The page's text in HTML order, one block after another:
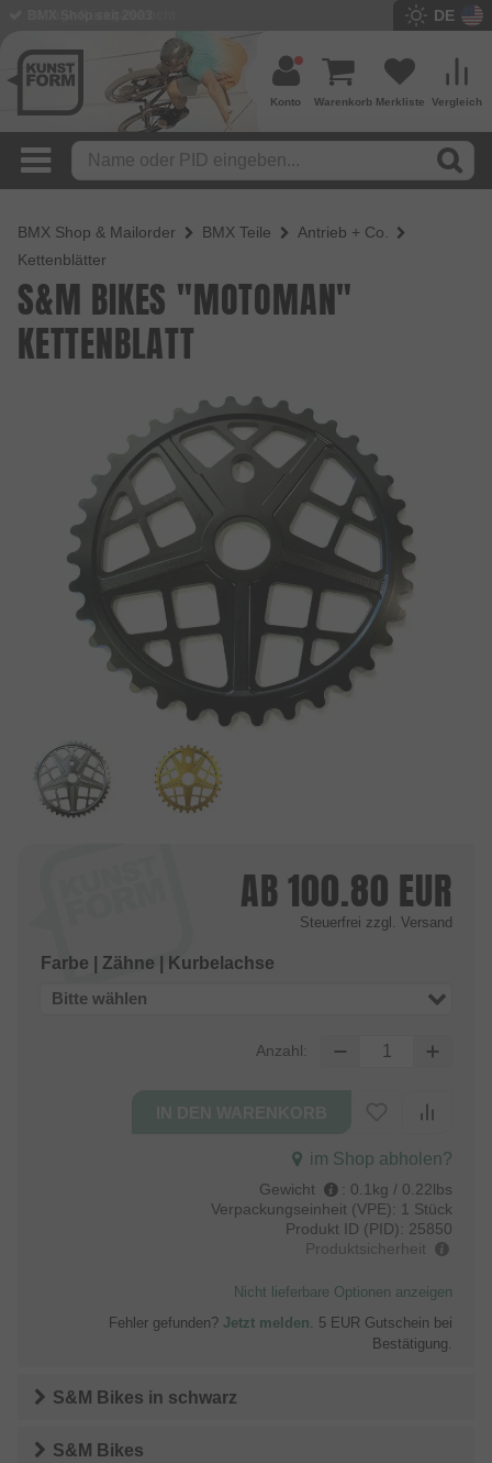
DE
Vergleich
Merkliste
Warenkorb
Konto
BMX Shop & Mailorder BMX Teile
Antrieb + Co.
Kettenblätter
S&M BIKES "MOTOMAN"
KETTENBLATT
AB100.80 EUR
Steuerfrei zzgl. Versand
Farbe | Zähne | Kurbelachse
Bitte wählen
Anzahl:
im Shop abholen?
Gewicht : 0.1kg / 0.22lbs
Verpackungseinheit (VPE): 1 Stück
Produkt ID (PID): 25850
Produktsicherheit
Nicht lieferbare Optionen anzeigen
Fehler gefunden? Jetzt melden . 5 EUR Gutschein bei
Bestätigung.
S&M Bikes in schwarz
S&M Bikes